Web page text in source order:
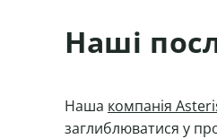
Наші
Наша компанія
заглиблюватися у